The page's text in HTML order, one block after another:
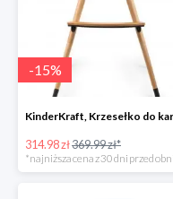
-15%
314.98 zł369.99 zł*